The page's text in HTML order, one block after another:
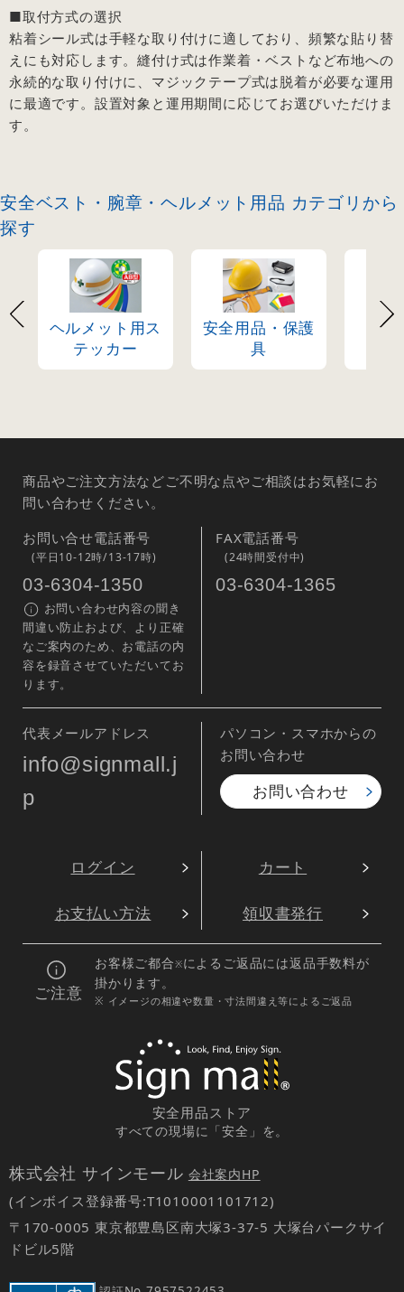
■取付方式の選択
粘着シール式は手軽な取り付けに適しており、頻繁な貼り替
えにも対応します。縫付け式は作業着・ベストなど布地への
永続的な取り付けに、マジックテープ式は脱着が必要な運用
に最適です。設置対象と運用期間に応じてお選びいただけま
す。
安全ベスト・腕章・ヘルメット用品 カテゴリから
探す
ヘルメット用ス
テッカー
安全用品・保護
具
反
商品やご注文方法などご不明な点やご相談はお気軽にお
問い合わせください。
お問い合せ電話番号
(平日10-12時/13-17時)
03-6304-1350
お問い合わせ内容の聞き
間違い防止および、より正確
なご案内のため、お電話の内
容を録音させていただいてお
ります。
FAX電話番号
(24時間受付中)
03-6304-1365
代表メールアドレス
info@signmall.j
p
パソコン・スマホからの
お問い合わせ
お問い合わせ
ログイン カート
お支払い方法 領収書発行
ご注意
お客様ご都合※によるご返品には返品手数料が
掛かります。
※ イメージの相違や数量・寸法間違え等によるご返品
安全用品ストア
すべての現場に「安全」を。
株式会社 サインモール 会社案内HP
(インボイス登録番号:T1010001101712)
〒170-0005 東京都豊島区南大塚3-37-5 大塚台パークサイ
ドビル5階